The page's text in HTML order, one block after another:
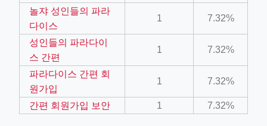
feed-calculator
놀쟈 성인들의 파라
다이스
1 7.32%
성인들의 파라다이
스 간편
1 7.32%
파라다이스 간편 회
원가입
1 7.32%
간편 회원가입 보안 1 7.32%